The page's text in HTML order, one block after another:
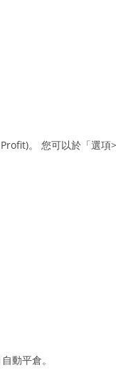
。 您可以於「選
動平倉。